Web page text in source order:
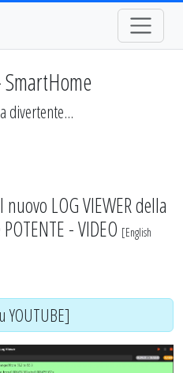
divertente...
LOG VIEWER della
- VIDEO [English
YOUTUBE]